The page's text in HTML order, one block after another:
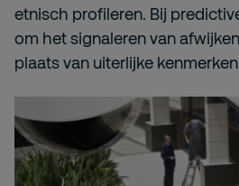
etnisch profileren. Bij
om het signaleren van
plaats van uiterlijke